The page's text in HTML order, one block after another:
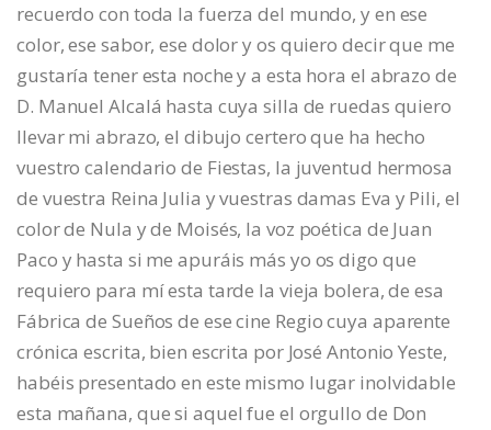
recuerdo con toda la fuerza del mundo, y en ese
color, ese sabor, ese dolor y os quiero decir que me
gustaría tener esta noche y a esta hora el abrazo de
D. Manuel Alcalá hasta cuya silla de ruedas quiero
llevar mi abrazo, el dibujo certero que ha hecho
vuestro calendario de Fiestas, la juventud hermosa
de vuestra Reina Julia y vuestras damas Eva y Pili, el
color de Nula y de Moisés, la voz poética de Juan
Paco y hasta si me apuráis más yo os digo que
requiero para mí esta tarde la vieja bolera, de esa
Fábrica de Sueños de ese cine Regio cuya aparente
crónica escrita, bien escrita por José Antonio Yeste,
habéis presentado en este mismo lugar inolvidable
esta mañana, que si aquel fue el orgullo de Don